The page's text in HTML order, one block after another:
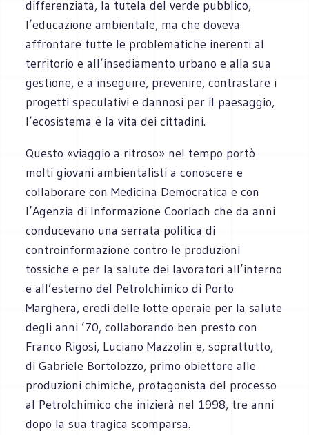
differenziata, la tutela del verde pubblico,
l’educazione ambientale, ma che doveva
affrontare tutte le problematiche inerenti al
territorio e all’insediamento urbano e alla sua
gestione, e a inseguire, prevenire, contrastare i
progetti speculativi e dannosi per il paesaggio,
l’ecosistema e la vita dei cittadini.
Questo «viaggio a ritroso» nel tempo portò
molti giovani ambientalisti a conoscere e
collaborare con Medicina Democratica e con
l’Agenzia di Informazione Coorlach che da anni
conducevano una serrata politica di
controinformazione contro le produzioni
tossiche e per la salute dei lavoratori all’interno
e all’esterno del Petrolchimico di Porto
Marghera, eredi delle lotte operaie per la salute
degli anni ’70, collaborando ben presto con
Franco Rigosi, Luciano Mazzolin e, soprattutto,
di Gabriele Bortolozzo, primo obiettore alle
produzioni chimiche, protagonista del processo
al Petrolchimico che inizierà nel 1998, tre anni
dopo la sua tragica scomparsa.